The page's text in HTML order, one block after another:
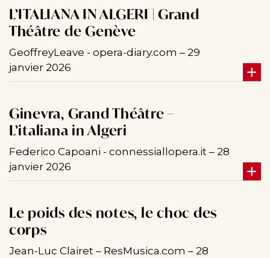
L’ITALIANA IN ALGERI | Grand
Théâtre de Genève
GeoffreyLeave - opera-diary.com – 29
janvier 2026
Ginevra, Grand Théâtre –
L’italiana in Algeri
Federico Capoani - connessiallopera.it – 28
janvier 2026
Le poids des notes, le choc des
corps
Jean-Luc Clairet – ResMusica.com – 28